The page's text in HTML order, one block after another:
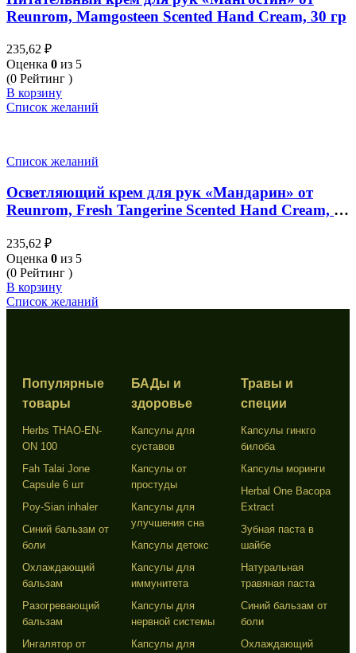
Reunrom, Mamgosteen Scented Hand Cream, 30 гр
235,62 ₽
Оценка 0 из 5
(0 Рейтинг )
В корзину
Список желаний
Список желаний
Осветляющий крем для рук «Мандарин» от
Reunrom, Fresh Tangerine Scented Hand Cream, 30
235,62 ₽
Оценка 0 из 5
(0 Рейтинг )
В корзину
Список желаний
Популярные
товары
Herbs THAO-EN-
ON 100
Fah Talai Jone
Capsule 6 шт
Poy-Sian inhaler
Синий бальзам от
боли
Охлаждающий
бальзам
Разогревающий
бальзам
Ингалятор от
БАДы и
здоровье
Капсулы для
суставов
Капсулы от
простуды
Капсулы для
улучшения сна
Капсулы детокс
Капсулы для
иммунитета
Капсулы для
нервной системы
Капсулы для
Травы и
специи
Капсулы гинкго
билоба
Капсулы моринги
Herbal One Bacopa
Extract
Зубная паста в
шайбе
Натуральная
травяная паста
Синий бальзам от
боли
Охлаждающий